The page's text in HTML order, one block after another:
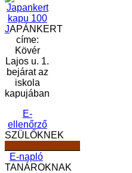
JAPÁNKERT
címe:
Kövér
Lajos u. 1.
bejárat az
iskola
kapujában
E-
ellenőrző
SZÜLŐKNEK
E-napló
TANÁROKNAK